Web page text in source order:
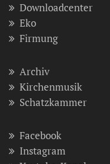
Downloadcenter
Eko
Firmung
Archiv
Kirchenmusik
Schatzkammer
Facebook
Instagram